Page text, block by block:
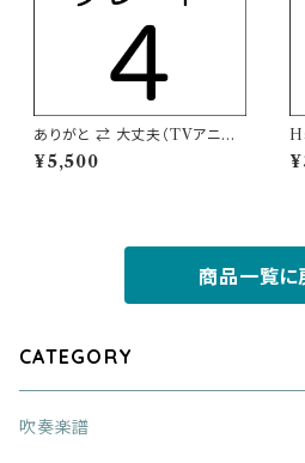
ありがと ⇄ 大丈夫（TVアニメ
「アイカツフレンズ！」主題歌）
【吹奏楽譜】
¥5,500
商品一覧に
CATEGORY
吹奏楽譜